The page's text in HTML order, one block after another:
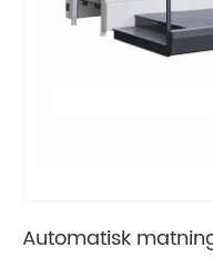
Automatisk